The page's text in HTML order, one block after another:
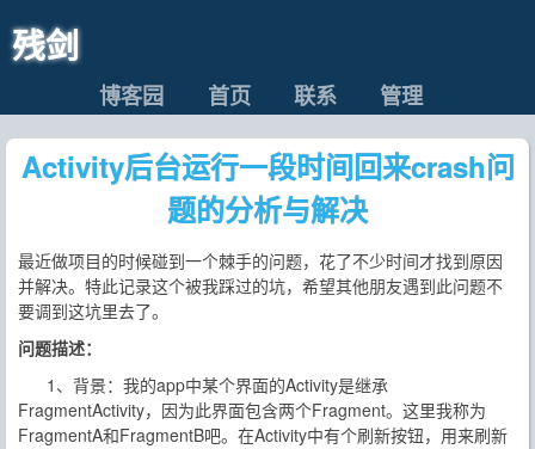
残剑
博客园 首页 联系 管理
Activity后台运行一段时间回来crash问
题的分析与解决
最近做项目的时候碰到一个棘手的问题，花了不少时间才找到原因
并解决。特此记录这个被我踩过的坑，希望其他朋友遇到此问题不
要调到这坑里去了。
问题描述：
1、背景：我的app中某个界面的Activity是继承
FragmentActivity，因为此界面包含两个Fragment。这里我称为
FragmentA和FragmentB吧。在Activity中有个刷新按钮，用来刷新